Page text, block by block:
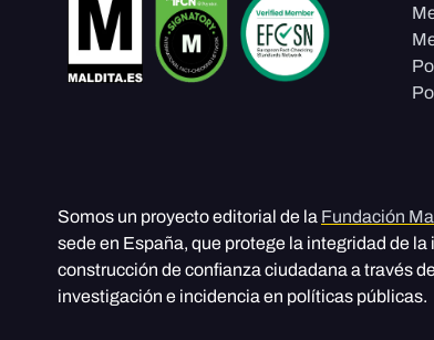
Somos un proyecto editorial de la Fundación
sede en España, que protege la integridad de
construcción de confianza ciudadana a través
investigación e incidencia en políticas públicas.